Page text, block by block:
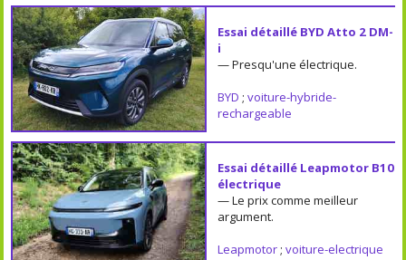
Essai détaillé BYD Atto 2 DM-
i
— Presqu'une électrique.
BYD ; voiture-hybride-
rechargeable
Essai détaillé Leapmotor B10
électrique
— Le prix comme meilleur
argument.
Leapmotor; voiture-electrique